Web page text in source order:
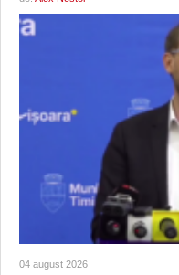
04 august 2026